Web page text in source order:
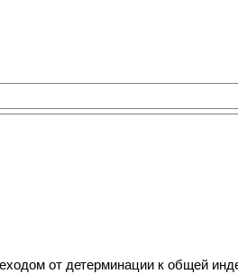
от детерминации к общей